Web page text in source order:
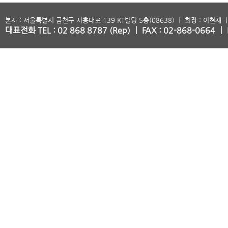
본사 : 서울특별시 금천구 시흥대로 139 KT빌딩 5층(08638) ㅣ 회장 : 이현
대표전화 TEL : 02 868 8787 (Rep) ㅣ FAX : 02-868-0664